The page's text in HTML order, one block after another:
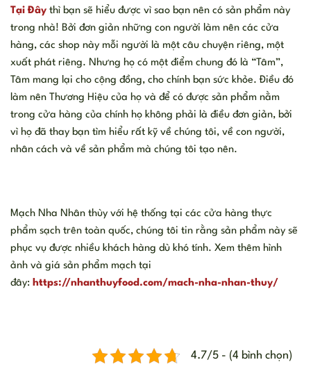
Tại Đây thì bạn sẽ hiểu được vì sao bạn nên có sản phẩm này
trong nhà! Bởi đơn giản những con người làm nên các cửa
hàng, các shop này mỗi người là một câu chuyện riêng, một
xuất phát riêng. Nhưng họ có một điểm chung đó là “Tâm”,
Tâm mang lại cho cộng đồng, cho chính bạn sức khỏe. Điều đó
làm nên Thương Hiệu của họ và để có được sản phẩm nằm
trong cửa hàng của chính họ không phải là điều đơn giản, bởi
vì họ đã thay bạn tìm hiểu rất kỹ về chúng tôi, về con người,
nhân cách và về sản phẩm mà chúng tôi tạo nên.
Mạch Nha Nhân thùy với hệ thống tại các cửa hàng thực
phẩm sạch trên toàn quốc, chúng tôi tin rằng sản phẩm này sẽ
phục vụ được nhiều khách hàng dù khó tính. Xem thêm hình
ảnh và giá sản phẩm mạch tại
đây: https://nhanthuyfood.com/mach-nha-nhan-thuy/
4.7/5 - (4 bình chọn)